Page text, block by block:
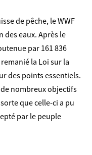
de pêche, le WWF
des eaux. Après le
par 161 836
la Loi sur la
des points essentiels.
nombreux objectifs
que celle-ci a pu
par le peuple